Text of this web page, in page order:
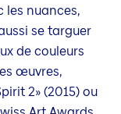
les nuances,
se targuer
de couleurs
œuvres,
2» (2015) ou